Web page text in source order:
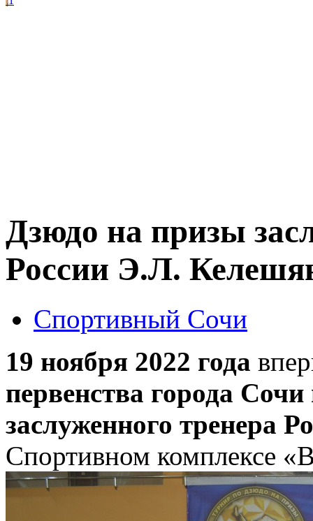
Дзюдо на призы
России Э.Л.
Спортивный Сочи
19 ноября 2022 года
первенства города
заслуженного тренера
Спортивном комплексе